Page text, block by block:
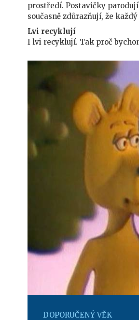
prostředí. Postavičky
současně zdůrazňují, že
Lvi recyklují
I lvi recyklují. Tak proč
DOPORUČENÝ VĚK